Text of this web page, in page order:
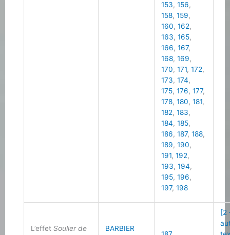
153,156,
158,159,
160,162,
163,165,
166,167,
168,169,
170,171,172,
173,174,
175,176,177,
178,180,181,
182,183,
184,185,
186,187,188,
189,190,
191,192,
193,194,
195,196,
197,198
L’effetSoulier de
BARBIER
[2